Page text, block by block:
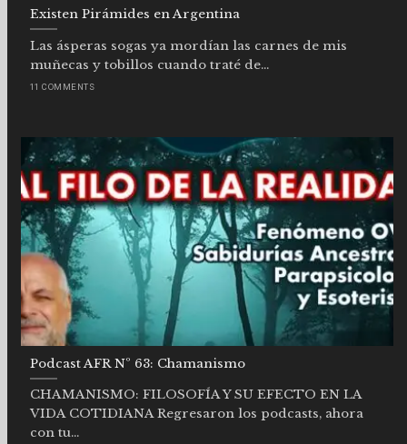
Existen Pirámides en Argentina
Las ásperas sogas ya mordían las carnes de mis
muñecas y tobillos cuando traté de...
11 COMMENTS
Podcast AFR Nº 63: Chamanismo
CHAMANISMO: FILOSOFÍA Y SU EFECTO EN LA
VIDA COTIDIANA Regresaron los podcasts, ahora
con tu...